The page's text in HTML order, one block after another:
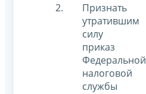
Признать
утратившим
силу
приказ
Федеральной
налоговой
службы